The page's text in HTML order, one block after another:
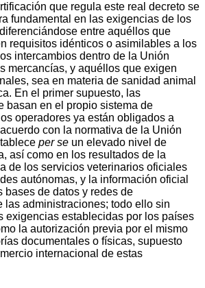
que regula este real decreto se
fundamental en las exigencias de los
entre aquéllos que
requisitos idénticos o asimilables a los
intercambios dentro de la Unión
mercancías, y aquéllos que exigen
sea en materia de sanidad animal
En el primer supuesto, las
basan en el propio sistema de
operadores ya están obligados a
acuerdo con la normativa de la Unión
per se un elevado nivel de
así como en los resultados de la
de los servicios veterinarios oficiales
autónomas, y la información oficial
bases de datos y redes de
las administraciones; todo ello sin
exigencias establecidas por los países
la autorización previa por el mismo
documentales o físicas, supuesto
internacional de estas